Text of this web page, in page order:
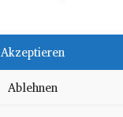
Akzeptieren
Ablehnen